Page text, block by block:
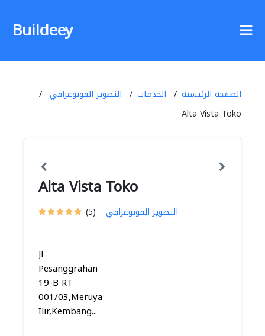
Buildeey
الصفحة الرئيسية الخدمات
التصوير الفوتوغرافي
Alta Vista Toko
Alta Vista Toko
(5) التصوير الفوتوغرافي
Jl
Pesanggrahan
19-B RT
001/03,Meruya
Ilir,Kembang...